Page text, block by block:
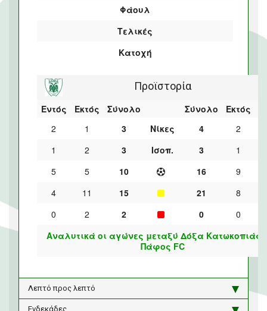
Φάουλ
Τελικές
Κατοχή
Προϊστορία
Εντός Εκτός Σύνολο Σύνολο Εκτός
2
1 3 Νίκες 4
2
1
2 3 Ισοπ. 3
1
5
5 10 16
9
4
11 15 21 8
0
2 2 0
0
Αναλυτικά οι αγώνες μεταξύ Δόξα Κατωκοπιάς
Πάφος FC
Λεπτό προς λεπτό
Ενδεκάδες